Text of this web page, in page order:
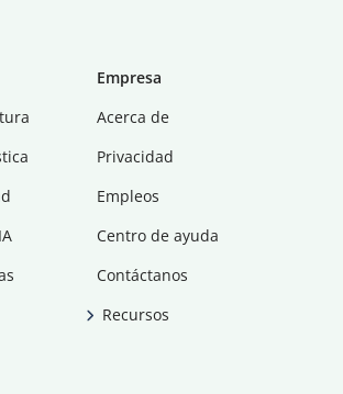
Empresa
Acerca de
Privacidad
Empleos
Centro de ayuda
Contáctanos
Recursos